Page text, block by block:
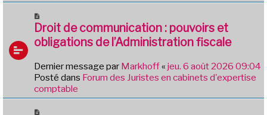
s
a
e
o
u
v
a
u
m
Droit de communication : pouvoirs et
obligations de l’Administration fiscale
Dernier message par Markhoff« jeu. 6 août 2026 09:04
Posté dans Forum des Juristes en cabinets d'expertise
comptable